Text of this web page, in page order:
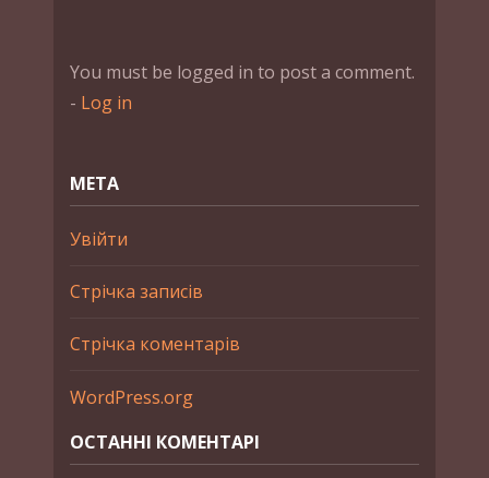
You must be logged in to post a comment.
- Log in
МЕТА
Увійти
Стрічка записів
Стрічка коментарів
WordPress.org
ОСТАННІ КОМЕНТАРІ